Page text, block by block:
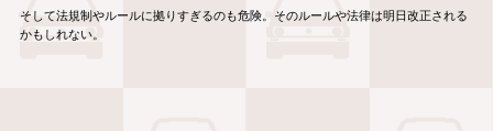
そして法規制やルールに拠りすぎるのも危険。そのルールや法律は明日改正される
かもしれない。